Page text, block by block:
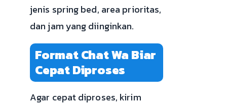
jenis spring bed, area prioritas,
dan jam yang diinginkan.
Format Chat Wa Biar
Cepat Diproses
Agar cepat diproses, kirim